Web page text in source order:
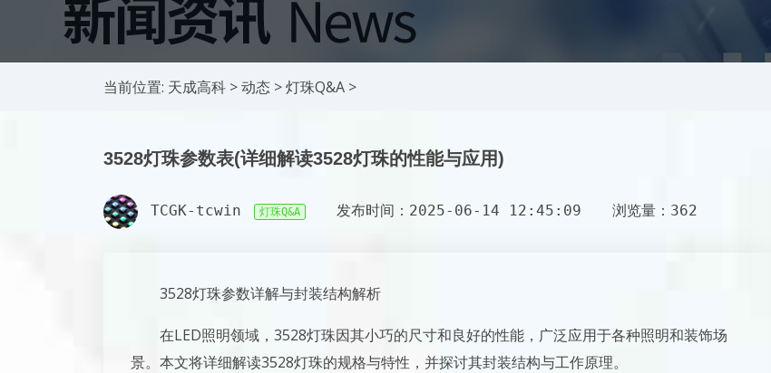
当前位置: 天成高科 >动态 >灯珠Q&A >
3528灯珠参数表(详细解读3528灯珠的性能与应用)
TCGK-tcwin 灯珠Q&A 发布时间：2025-06-14 12:45:09 浏览量：362
3528灯珠参数详解与封装结构解析
在LED照明领域，3528灯珠因其小巧的尺寸和良好的性能，广泛应用于各种照明和装饰场
景。本文将详细解读3528灯珠的规格与特性，并探讨其封装结构与工作原理。